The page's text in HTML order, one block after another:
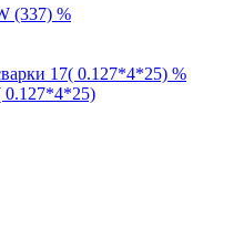
%
%
0.127*4*25)